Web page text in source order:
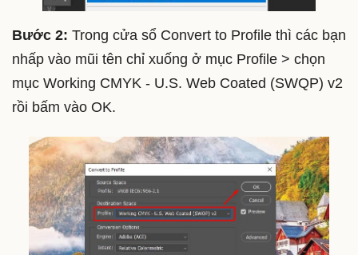
Bước 2: Trong cửa sổ Convert to Profile thì các bạn
nhấp vào mũi tên chỉ xuống ở mục Profile > chọn
mục Working CMYK - U.S. Web Coated (SWQP) v2
rồi bấm vào OK.